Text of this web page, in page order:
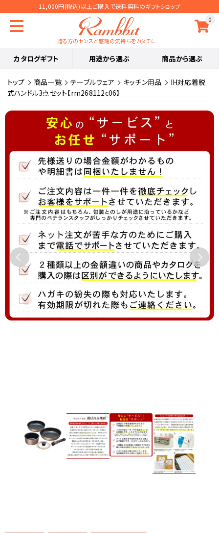
11,000円(税込)以上ご購入で送料無料のギフトショップ
0
贈る方のセンスと感謝の気持ちをカタチに…
カタログギフト 用途から選ぶ 商品から選ぶ
トップ 商品一覧 テーブルウェア キッチン用品
IH対応着脱
式ハンドル3点セット【rm268112c06】